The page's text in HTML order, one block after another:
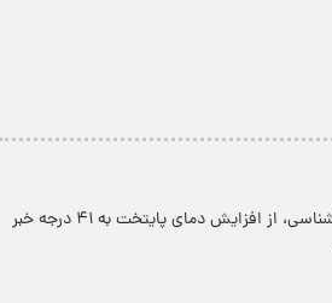
پارسینه: مدیرکل پیش بینی سازمان هواشناسی، از افزایش دمای پایتخت به ۴۱ درجه خبر